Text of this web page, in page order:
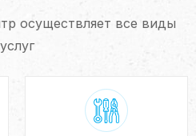
осуществляет все виды
услуг